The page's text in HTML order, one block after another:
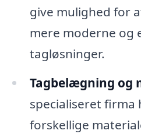
give mulighed for
mere moderne og
tagløsninger.
Tagbelægning og
specialiseret firma
forskellige